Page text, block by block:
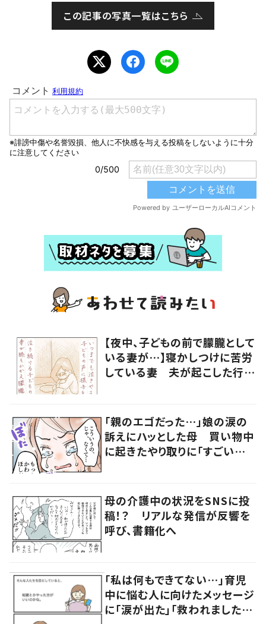
この記事の写真一覧はこちら
【夜中、子どもの前で朦朧として
いる妻が…】寝かしつけに苦労
している妻 夫が起こした行動
「親のエゴだった…」娘の涙の
訴えにハッとした母 買い物中
に起きたやり取りに「すごい分
母の介護中の状況をSNSに投
稿！？ リアルな発信が反響を
呼び、書籍化へ
「私は何もできてない…」育児
中に悩む人に向けたメッセージ
に「涙が出た」「救われました」